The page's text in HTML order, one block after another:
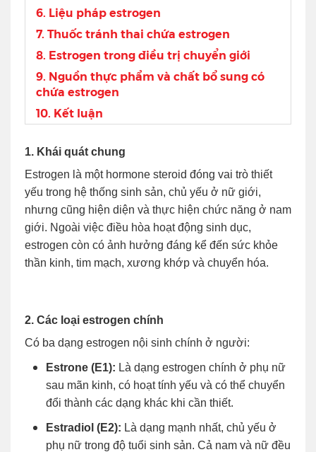
6. Liệu pháp estrogen
7. Thuốc tránh thai chứa estrogen
8. Estrogen trong điều trị chuyển giới
9. Nguồn thực phẩm và chất bổ sung có
chứa estrogen
10. Kết luận
1. Khái quát chung
Estrogen là một hormone steroid đóng vai trò thiết
yếu trong hệ thống sinh sản, chủ yếu ở nữ giới,
nhưng cũng hiện diện và thực hiện chức năng ở nam
giới. Ngoài việc điều hòa hoạt động sinh dục,
estrogen còn có ảnh hưởng đáng kể đến sức khỏe
thần kinh, tim mạch, xương khớp và chuyển hóa.
2. Các loại estrogen chính
Có ba dạng estrogen nội sinh chính ở người:
Estrone (E1): Là dạng estrogen chính ở phụ nữ
sau mãn kinh, có hoạt tính yếu và có thể chuyển
đổi thành các dạng khác khi cần thiết.
Estradiol (E2): Là dạng mạnh nhất, chủ yếu ở
phụ nữ trong độ tuổi sinh sản. Cả nam và nữ đều